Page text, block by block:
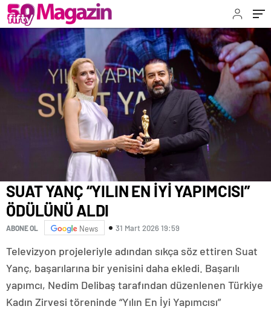
SUAT YANÇ “YILIN EN İYİ YAPIMCISI”
ÖDÜLÜNÜ ALDI
ABONE OL News 31 Mart 2026 19:59
Televizyon projeleriyle adından sıkça söz ettiren Suat
Yanç, başarılarına bir yenisini daha ekledi. Başarılı
yapımcı, Nedim Delibaş tarafından düzenlenen Türkiye
Kadın Zirvesi töreninde “Yılın En İyi Yapımcısı”